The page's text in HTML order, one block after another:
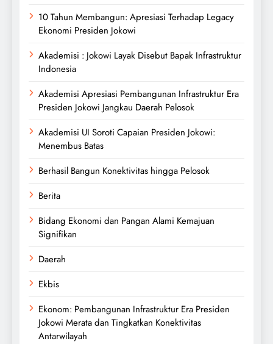
10 Tahun Membangun: Apresiasi Terhadap Legacy
Ekonomi Presiden Jokowi
Akademisi : Jokowi Layak Disebut Bapak Infrastruktur
Indonesia
Akademisi Apresiasi Pembangunan Infrastruktur Era
Presiden Jokowi Jangkau Daerah Pelosok
Akademisi UI Soroti Capaian Presiden Jokowi:
Menembus Batas
Berhasil Bangun Konektivitas hingga Pelosok
Berita
Bidang Ekonomi dan Pangan Alami Kemajuan
Signifikan
Daerah
Ekbis
Ekonom: Pembangunan Infrastruktur Era Presiden
Jokowi Merata dan Tingkatkan Konektivitas
Antarwilayah